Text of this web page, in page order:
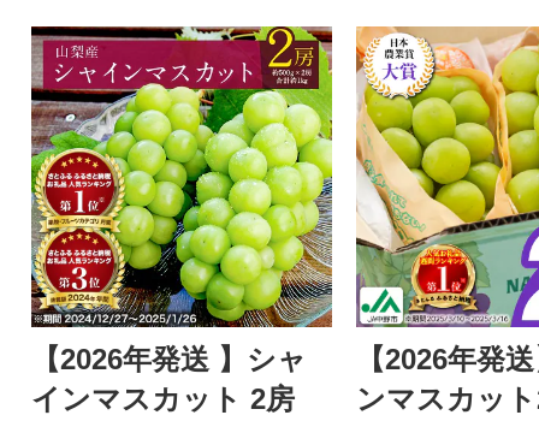
【2026年発送 】シャ
インマスカット 2房
【2026年発
ンマスカッ